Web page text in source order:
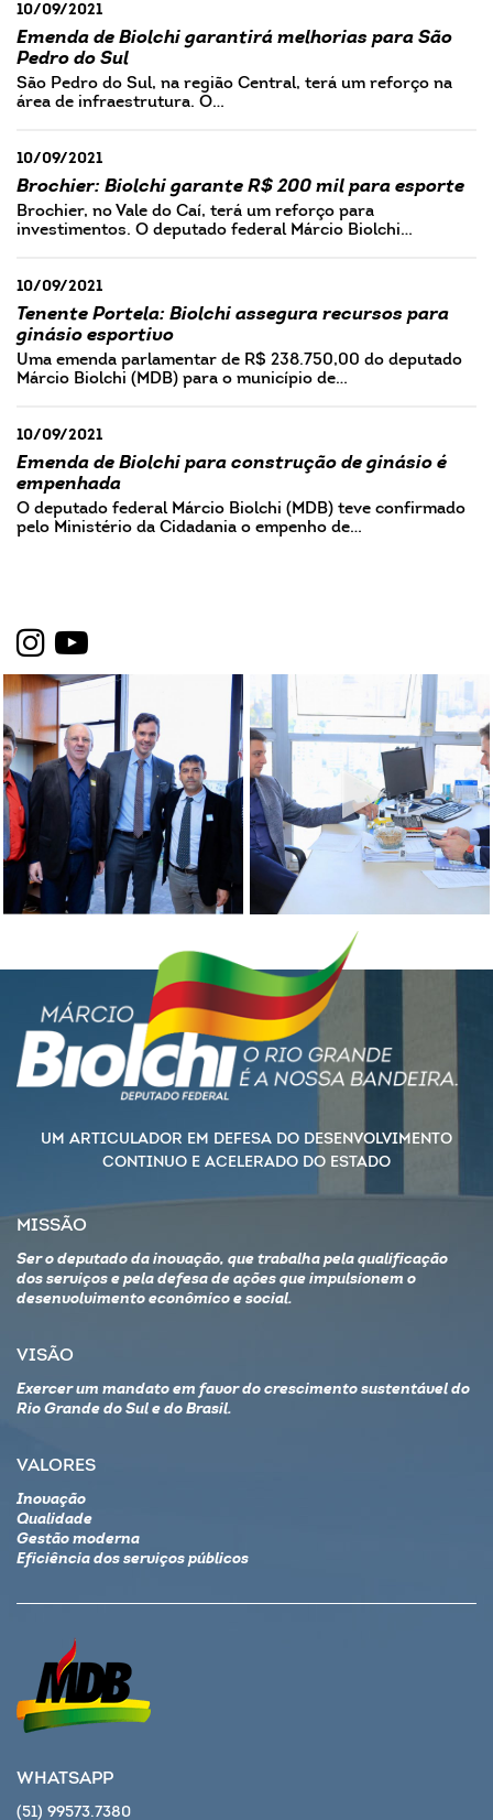
10/09/2021
Emenda de Biolchi garantirá melhorias para São
Pedro do Sul
São Pedro do Sul, na região Central, terá um reforço na
área de infraestrutura. O…
10/09/2021
Brochier: Biolchi garante R$ 200 mil para esporte
Brochier, no Vale do Caí, terá um reforço para
investimentos. O deputado federal Márcio Biolchi…
10/09/2021
Tenente Portela: Biolchi assegura recursos para
ginásio esportivo
Uma emenda parlamentar de R$ 238.750,00 do deputado
Márcio Biolchi (MDB) para o município de…
10/09/2021
Emenda de Biolchi para construção de ginásio é
empenhada
O deputado federal Márcio Biolchi (MDB) teve confirmado
pelo Ministério da Cidadania o empenho de…
UM ARTICULADOR EM DEFESA DO DESENVOLVIMENTO
CONTINUO E ACELERADO DO ESTADO
MISSÃO
Ser o deputado da inovação, que trabalha pela qualificação
dos serviços e pela defesa de ações que impulsionem o
desenvolvimento econômico e social.
VISÃO
Exercer um mandato em favor do crescimento sustentável do
Rio Grande do Sul e do Brasil.
VALORES
Inovação
Qualidade
Gestão moderna
Eficiência dos serviços públicos
WHATSAPP
(51) 99573.7380